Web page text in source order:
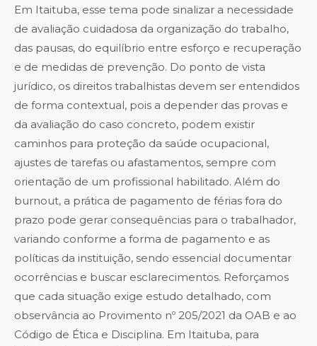
Em Itaituba, esse tema pode sinalizar a necessidade
de avaliação cuidadosa da organização do trabalho,
das pausas, do equilíbrio entre esforço e recuperação
e de medidas de prevenção. Do ponto de vista
jurídico, os direitos trabalhistas devem ser entendidos
de forma contextual, pois a depender das provas e
da avaliação do caso concreto, podem existir
caminhos para proteção da saúde ocupacional,
ajustes de tarefas ou afastamentos, sempre com
orientação de um profissional habilitado. Além do
burnout, a prática de pagamento de férias fora do
prazo pode gerar consequências para o trabalhador,
variando conforme a forma de pagamento e as
políticas da instituição, sendo essencial documentar
ocorrências e buscar esclarecimentos. Reforçamos
que cada situação exige estudo detalhado, com
observância ao Provimento nº 205/2021 da OAB e ao
Código de Ética e Disciplina. Em Itaituba, para